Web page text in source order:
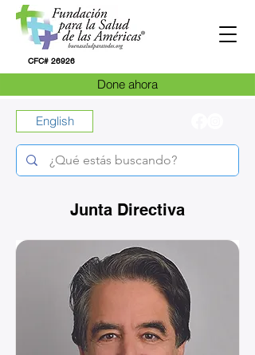
Done ahora
CFC# 26926
English
Junta Directiva